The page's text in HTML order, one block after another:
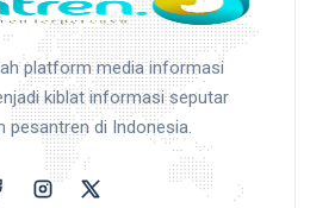
platform media informasi
kiblat informasi seputar
pesantren di Indonesia.